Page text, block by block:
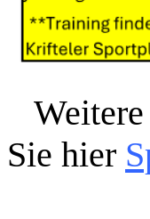
Sie hier